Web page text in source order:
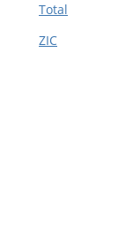
Total
ZIC